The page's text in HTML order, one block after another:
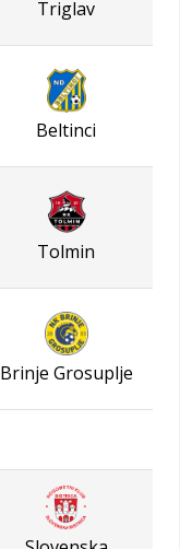
Triglav
Beltinci
Tolmin
Brinje Grosuplje